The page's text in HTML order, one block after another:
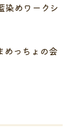
染めワークシ
ょの会